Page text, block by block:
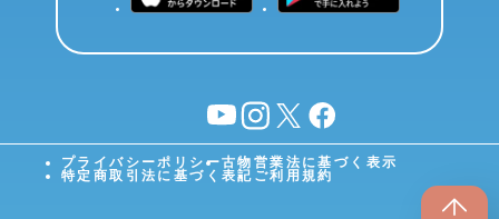
YouTubeinstagram
X facebook
プライバシーポリシー古物営業法に基づく表示
特定商取引法に基づく表記 ご利用規約